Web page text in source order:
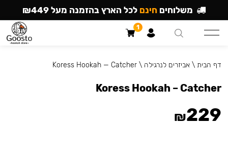
דף הבית \אביזרים לנרגילה \
Koress Hookah — Catcher
Koress Hookah – Catcher
₪229
משלוחים חינם לכל הארץ בהזמנה מעל ₪449
1